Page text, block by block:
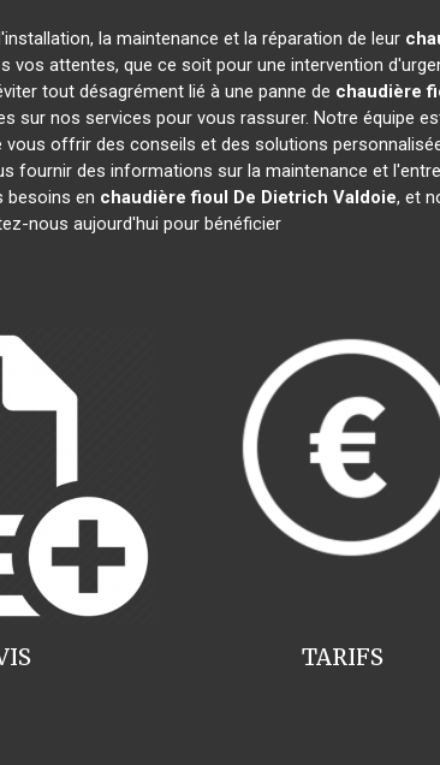
la maintenance et la réparation de leur
attentes, que ce soit pour une intervention
tout désagrément lié à une panne de chaudière
nos services pour vous rassurer. Notre équipe
vous offrir des conseils et des solutions
fournir des informations sur la maintenance et
besoins en chaudière fioul De Dietrich Valdoie, et
nous aujourd'hui pour bénéficier
TARIFS